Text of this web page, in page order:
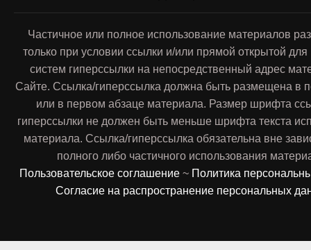
Частичное или полное использование материалов
только при условии ссылки и/или прямой открытой
систем гиперссылки на непосредственный адрес
Сайте. Ссылка/гиперссылка должна быть размещена в
или в первом абзаце материала. Размер шрифта
гиперссылки не должен быть меньше шрифта текста
материала. Ссылка/гиперссылка обязательна вне
полного либо частичного использования
Пользовательское соглашение ~ Политика
Согласие на распространение персональных